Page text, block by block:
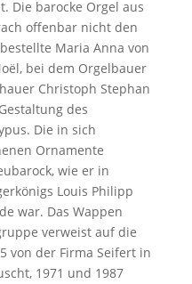
Die barocke Orgel aus
offenbar nicht den
Maria Anna von
bei dem Orgelbauer
Christoph Stephan
des
Die in sich
Ornamente
wie er in
Louis Philipp
war. Das Wappen
verweist auf die
von der Firma Seifert in
1971 und 1987